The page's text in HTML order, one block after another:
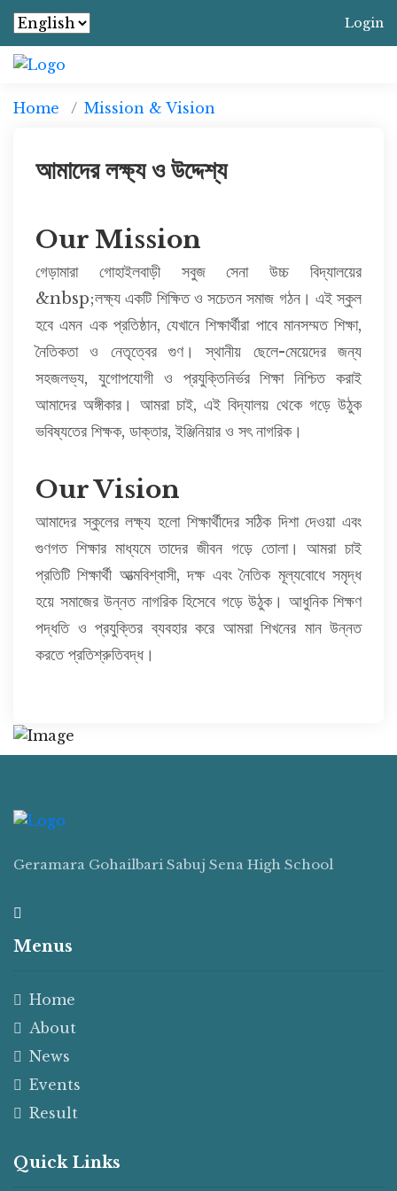
Login
Home Mission & Vision
আমাদের লক্ষ্য ও উদ্দেশ্য
Our Mission
গেড়ামারা গোহাইলবাড়ী সবুজ সেনা উচ্চ বিদ্যালয়ের
&nbsp;লক্ষ্য একটি শিক্ষিত ও সচেতন সমাজ গঠন। এই স্কুল
হবে এমন এক প্রতিষ্ঠান, যেখানে শিক্ষার্থীরা পাবে মানসম্মত শিক্ষা,
নৈতিকতা ও নেতৃত্বের গুণ। স্থানীয় ছেলে-মেয়েদের জন্য
সহজলভ্য, যুগোপযোগী ও প্রযুক্তিনির্ভর শিক্ষা নিশ্চিত করাই
আমাদের অঙ্গীকার। আমরা চাই, এই বিদ্যালয় থেকে গড়ে উঠুক
ভবিষ্যতের শিক্ষক, ডাক্তার, ইঞ্জিনিয়ার ও সৎ নাগরিক।
Our Vision
আমাদের স্কুলের লক্ষ্য হলো শিক্ষার্থীদের সঠিক দিশা দেওয়া এবং
গুণগত শিক্ষার মাধ্যমে তাদের জীবন গড়ে তোলা। আমরা চাই
প্রতিটি শিক্ষার্থী আত্মবিশ্বাসী, দক্ষ এবং নৈতিক মূল্যবোধে সমৃদ্ধ
হয়ে সমাজের উন্নত নাগরিক হিসেবে গড়ে উঠুক। আধুনিক শিক্ষণ
পদ্ধতি ও প্রযুক্তির ব্যবহার করে আমরা শিখনের মান উন্নত
করতে প্রতিশ্রুতিবদ্ধ।
Geramara Gohailbari Sabuj Sena High School
Menus
Home
About
News
Events
Result
Quick Links